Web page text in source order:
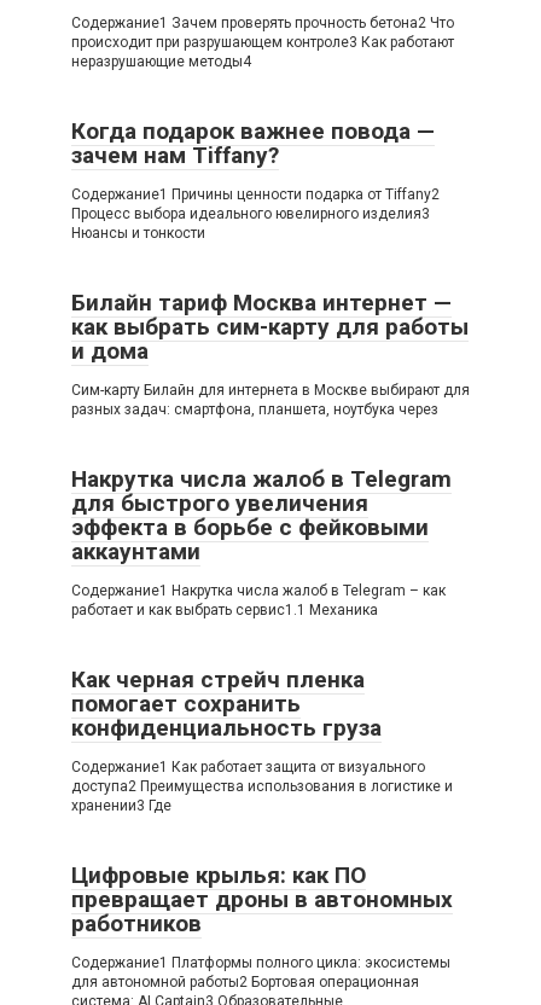
Содержание1 Зачем проверять прочность бетона2 Что
происходит при разрушающем контроле3 Как работают
неразрушающие методы4
Когда подарок важнее повода —
зачем нам Tiffany?
Содержание1 Причины ценности подарка от Tiffany2
Процесс выбора идеального ювелирного изделия3
Нюансы и тонкости
Билайн тариф Москва интернет —
как выбрать сим-карту для работы
и дома
Сим-карту Билайн для интернета в Москве выбирают для
разных задач: смартфона, планшета, ноутбука через
Накрутка числа жалоб в Telegram
для быстрого увеличения
эффекта в борьбе с фейковыми
аккаунтами
Содержание1 Накрутка числа жалоб в Telegram – как
работает и как выбрать сервис1.1 Механика
Как черная стрейч пленка
помогает сохранить
конфиденциальность груза
Содержание1 Как работает защита от визуального
доступа2 Преимущества использования в логистике и
хранении3 Где
Цифровые крылья: как ПО
превращает дроны в автономных
работников
Содержание1 Платформы полного цикла: экосистемы
для автономной работы2 Бортовая операционная